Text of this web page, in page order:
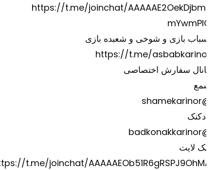
https://t.me/joinchat/
بازی و شوخی و شعبده بازی
https://t.me/
سفارش اختصاصی
لایت
https://t.me/joinchat/